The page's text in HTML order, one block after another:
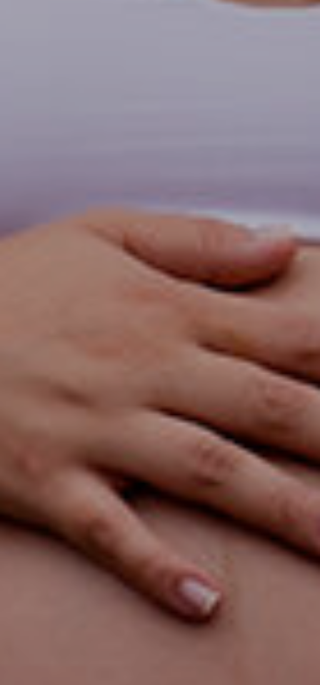
AGUÁ/
PR